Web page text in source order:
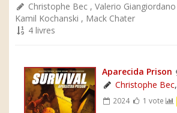
Christophe Bec , Valerio Giangiordano
Kamil Kochanski , Mack Chater
4 livres
Aparecida Prison
Christophe Bec,
2024 1 vote